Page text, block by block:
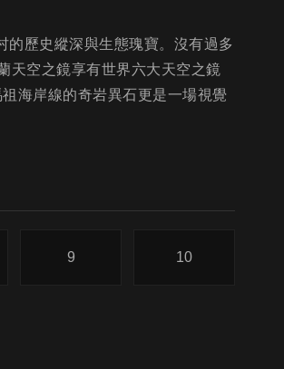
的歷史縱深與生態瑰寶。沒有過多
天空之鏡享有世界六大天空之鏡
海岸線的奇岩異石更是一場視覺
9 10